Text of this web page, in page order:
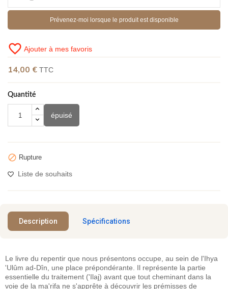
Prévenez-moi lorsque le produit est disponible
favorite_border Ajouter à mes favoris
14,00 € TTC
Quantité
épuisé
 Rupture
Liste de souhaits
Description Spécifications
Le livre du repentir que nous présentons occupe, au sein de l'Ihya
'Ulûm ad-Dîn, une place prépondérante. Il représente la partie
essentielle du traitement ('Ilaj) avant que tout cheminant dans la
voie de la ma'rifa ne s'apprête à découvrir les prémisses de